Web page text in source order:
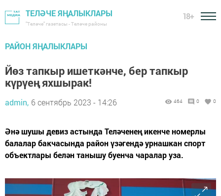
ТЕЛӘЧЕ ЯҢАЛЫКЛАРЫ
"Теләче" газетасы - Теләче районы
18+
РАЙОН ЯҢАЛЫКЛАРЫ
Йөз тапкыр ишеткәнче, бер тапкыр
күрүең яхшырак!
admin, 6 сентябрь 2023 - 14:26 464 0 0
Әнә шушы девиз астында Теләченең икенче номерлы
балалар бакчасында район үзәгендә урнашкан спорт
объектлары белән танышу буенча чаралар уза.